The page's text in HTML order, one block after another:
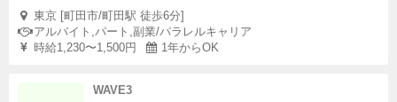
東京 [町田市/町田駅 徒歩6分]
アルバイト,パート,副業/パラレルキャリア
時給1,230〜1,500円
1年からOK
WAVE3